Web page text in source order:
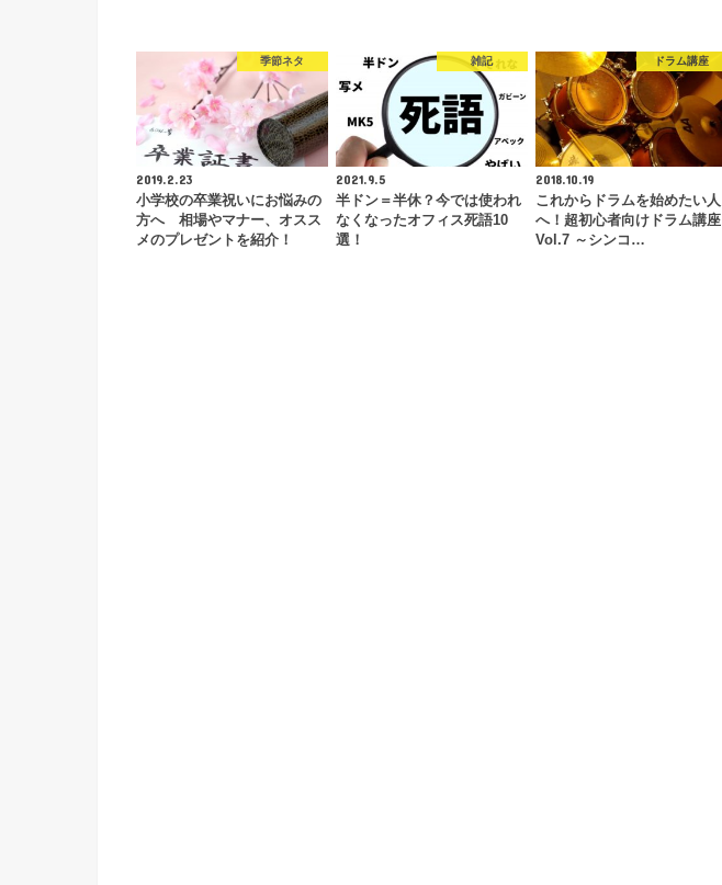
季節ネタ
2019.2.23
小学校の卒業祝いにお悩みの
方へ 相場やマナー、オスス
メのプレゼントを紹介！
雑記
2021.9.5
半ドン＝半休？今では使われ
なくなったオフィス死語10
選！
ドラム講座
2018.10.19
これからドラムを始めたい人
へ！超初心者向けドラム講座
Vol.7 ～シンコ…